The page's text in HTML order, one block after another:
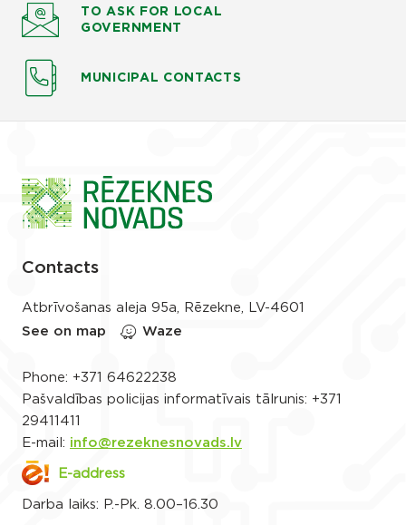
TO ASK FOR LOCAL
GOVERNMENT
MUNICIPAL CONTACTS
Contacts
Atbrīvošanas aleja 95a, Rēzekne, LV-4601
See on map
Waze
Phone: +371 64622238
Pašvaldības policijas informatīvais tālrunis: +371
29411411
E-mail: info@rezeknesnovads.lv
E-address
Darba laiks: P.-Pk. 8.00–16.30